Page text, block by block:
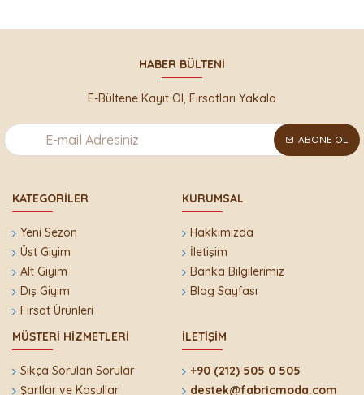
HABER BÜLTENI
E-Bültene Kayıt Ol, Fırsatları Yakala
ABONE OL
KATEGORILER
Yeni Sezon
Üst Giyim
Alt Giyim
Dış Giyim
Fırsat Ürünleri
KURUMSAL
Hakkımızda
İletişim
Banka Bilgilerimiz
Blog Sayfası
MÜŞTERI HIZMETLERI
Sıkça Sorulan Sorular
Şartlar ve Koşullar
İLETIŞIM
+90 (212) 505 0 505
destek@fabricmoda.com